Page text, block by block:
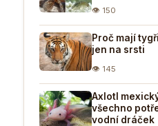
👁 150
Proč mají
jen na srsti
👁 145
Axlotl
všechno
vodní dráček